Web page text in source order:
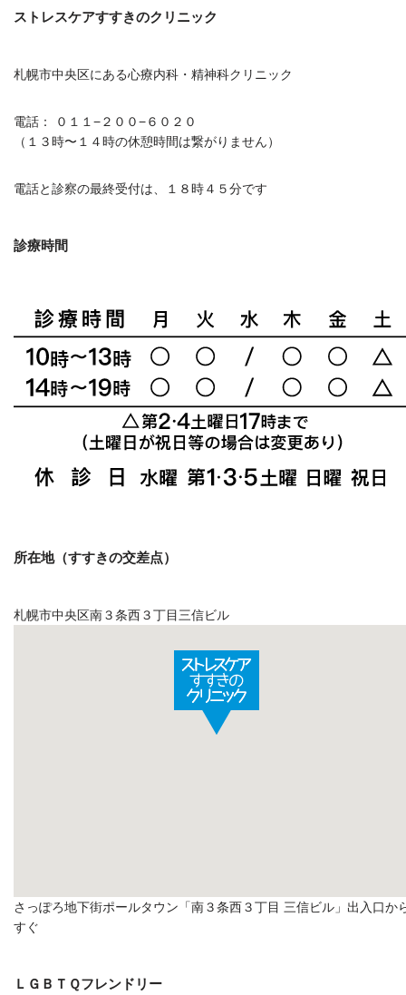
ストレスケアすすきのクリニック
札幌市中央区にある心療内科・精神科クリニック
電話： ０１１−２００−６０２０
（１３時〜１４時の休憩時間は繋がりません）
電話と診察の最終受付は、１８時４５分です
診療時間
所在地（すすきの交差点）
札幌市中央区南３条西３丁目三信ビル
さっぽろ地下街ポールタウン「南３条西３丁目 三信ビル」出入口か
すぐ
ＬＧＢＴＱフレンドリー